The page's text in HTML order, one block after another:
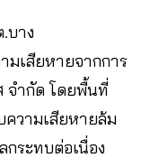
บาง
มเสียหายจากการ
จำกัด โดยพื้นที่
ความเสียหายล้ม
กระทบต่อเนื่อง